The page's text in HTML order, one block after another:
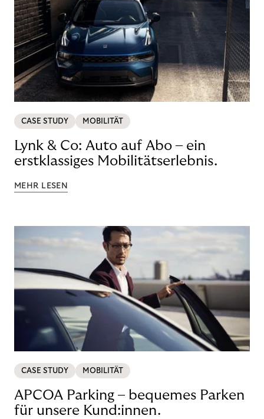
CASE STUDY MOBILITÄT
Lynk & Co: Auto auf Abo – ein
erstklassiges Mobilitätserlebnis.
MEHR LESEN
CASE STUDY MOBILITÄT
APCOA Parking – bequemes Parken
für unsere Kund:innen.